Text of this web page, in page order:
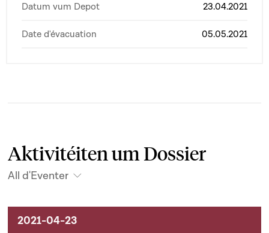
Datum vum Depot 23.04.2021
Date d'évacuation 05.05.2021
Aktivitéiten um Dossier
All d'Eventer
Aktivitéiten um Dossier